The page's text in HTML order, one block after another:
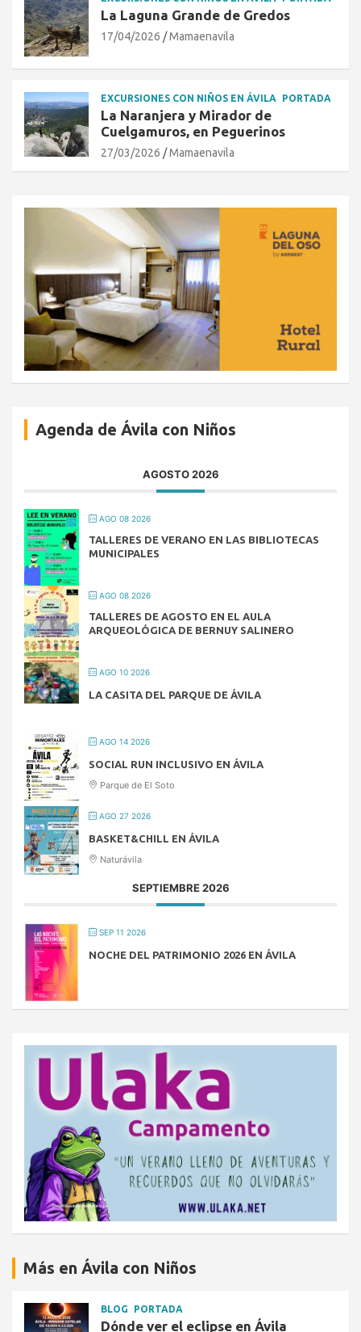
La Laguna Grande de Gredos
17/04/2026 Mamaenavila
EXCURSIONES CON NIÑOS EN ÁVILA PORTADA
La Naranjera y Mirador de
Cuelgamuros, en Peguerinos
27/03/2026 Mamaenavila
Agenda de Ávila con Niños
AGOSTO 2026
AGO 08 2026
TALLERES DE VERANO EN LAS BIBLIOTECAS
MUNICIPALES
AGO 08 2026
TALLERES DE AGOSTO EN EL AULA
ARQUEOLÓGICA DE BERNUY SALINERO
AGO 10 2026
LA CASITA DEL PARQUE DE ÁVILA
AGO 14 2026
SOCIAL RUN INCLUSIVO EN ÁVILA
Parque de El Soto
AGO 27 2026
BASKET&CHILL EN ÁVILA
Naturávila
SEPTIEMBRE 2026
SEP 11 2026
NOCHE DEL PATRIMONIO 2026 EN ÁVILA
Más en Ávila con Niños
BLOG PORTADA
Dónde ver el eclipse en Ávila